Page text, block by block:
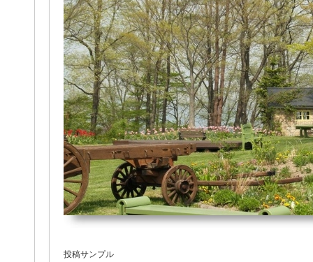
投稿サンプル